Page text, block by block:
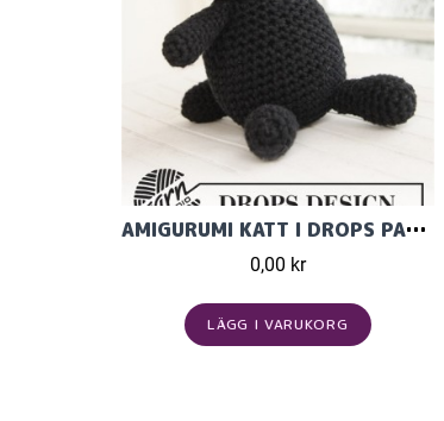
AMIGURUMI KATT I DROPS PARIS
0,00 kr
LÄGG I VARUKORG